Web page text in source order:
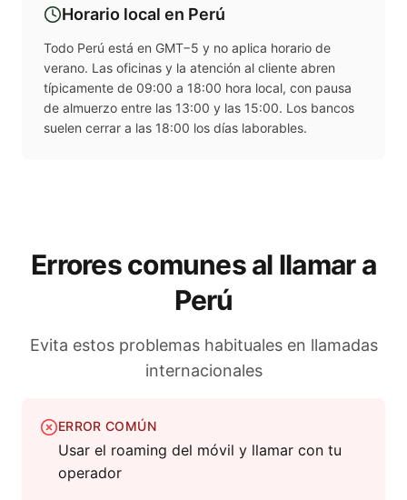
Horario local en Perú
Todo Perú está en GMT−5 y no aplica horario de
verano. Las oficinas y la atención al cliente abren
típicamente de 09:00 a 18:00 hora local, con pausa
de almuerzo entre las 13:00 y las 15:00. Los bancos
suelen cerrar a las 18:00 los días laborables.
Errores comunes al llamar a
Perú
Evita estos problemas habituales en llamadas
internacionales
ERROR COMÚN
Usar el roaming del móvil y llamar con tu
operador